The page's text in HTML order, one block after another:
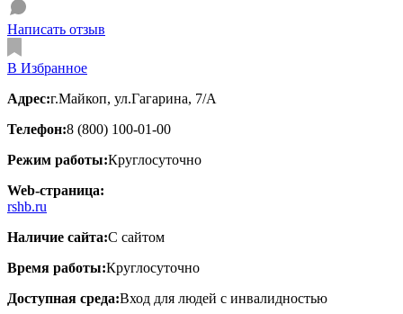
Написать отзыв
В Избранное
Адрес:г.Майкоп, ул.Гагарина, 7/А
Телефон:8 (800) 100-01-00
Режим работы:Круглосуточно
Web-страница:
rshb.ru
Наличие сайта:С сайтом
Время работы:Круглосуточно
Доступная среда:Вход для людей с инвалидностью